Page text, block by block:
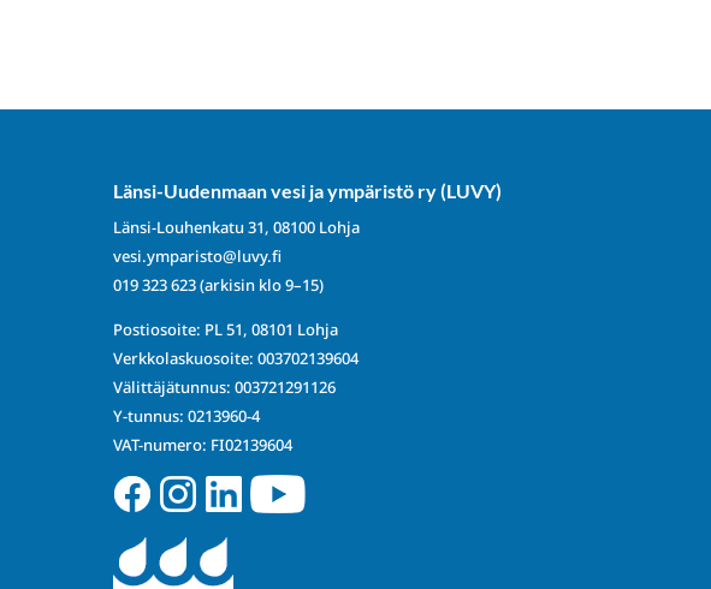
Länsi-Uudenmaan vesi ja ympäristö ry (LUVY)
Länsi-Louhenkatu 31, 08100 Lohja
vesi.ymparisto@luvy.fi
019 323 623(arkisin klo 9–15)
Postiosoite: PL 51, 08101 Lohja
Verkkolaskuosoite: 003702139604
Välittäjätunnus: 003721291126
Y-tunnus: 0213960-4
VAT-numero: FI02139604